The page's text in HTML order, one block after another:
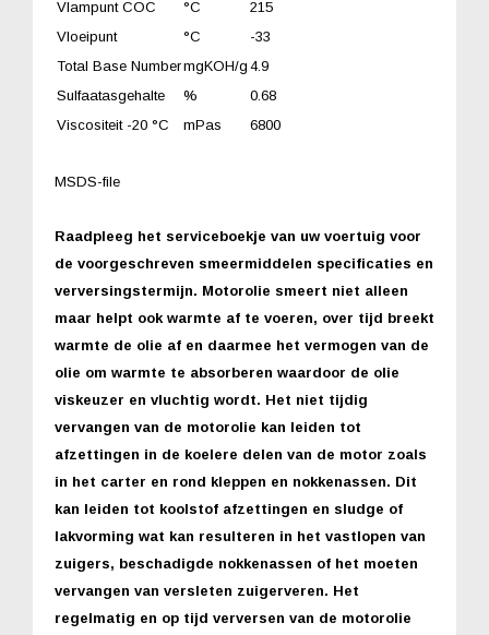
Vlampunt COC
°C
215
Vloeipunt
°C
-33
Total Base NumbermgKOH/g 4.9
Sulfaatasgehalte
%
0.68
Viscositeit -20 °C
mPas 6800
MSDS-file
Raadpleeg het serviceboekje van uw voertuig voor
de voorgeschreven smeermiddelen specificaties en
verversingstermijn. Motorolie smeert niet alleen
maar helpt ook warmte af te voeren, over tijd breekt
warmte de olie af en daarmee het vermogen van de
olie om warmte te absorberen waardoor de olie
viskeuzer en vluchtig wordt. Het niet tijdig
vervangen van de motorolie kan leiden tot
afzettingen in de koelere delen van de motor zoals
in het carter en rond kleppen en nokkenassen. Dit
kan leiden tot koolstof afzettingen en sludge of
lakvorming wat kan resulteren in het vastlopen van
zuigers, beschadigde nokkenassen of het moeten
vervangen van versleten zuigerveren. Het
regelmatig en op tijd verversen van de motorolie